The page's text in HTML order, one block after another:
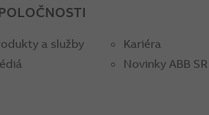
a služby
Kariéra
Novinky ABB SR